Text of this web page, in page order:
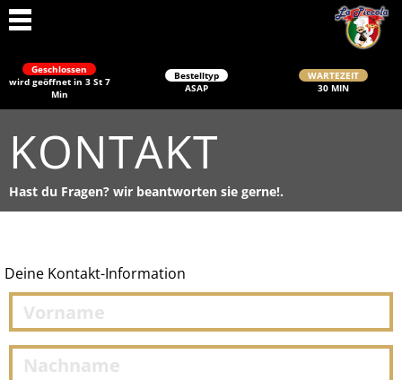
Geschlossen
wird geöffnet in 3 St 7
Min
Bestelltyp
ASAP
WARTEZEIT
30 MIN
KONTAKT
Hast du Fragen? wir beantworten sie gerne!.
Deine Kontakt-Information